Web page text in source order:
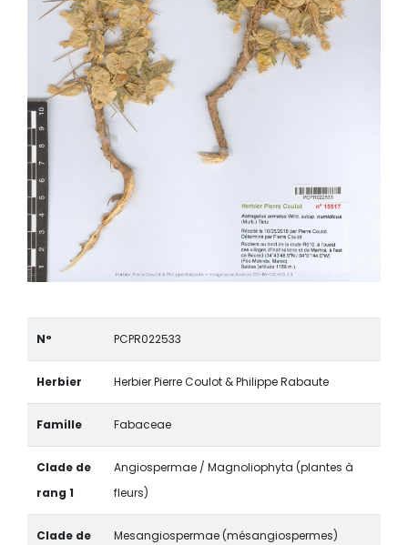
N° PCPR022533
Herbier Herbier Pierre Coulot & Philippe Rabaute
Famille Fabaceae
Clade de
rang 1
Angiospermae / Magnoliophyta (plantes à
fleurs)
Clade de
Mesangiospermae (mésangiospermes)